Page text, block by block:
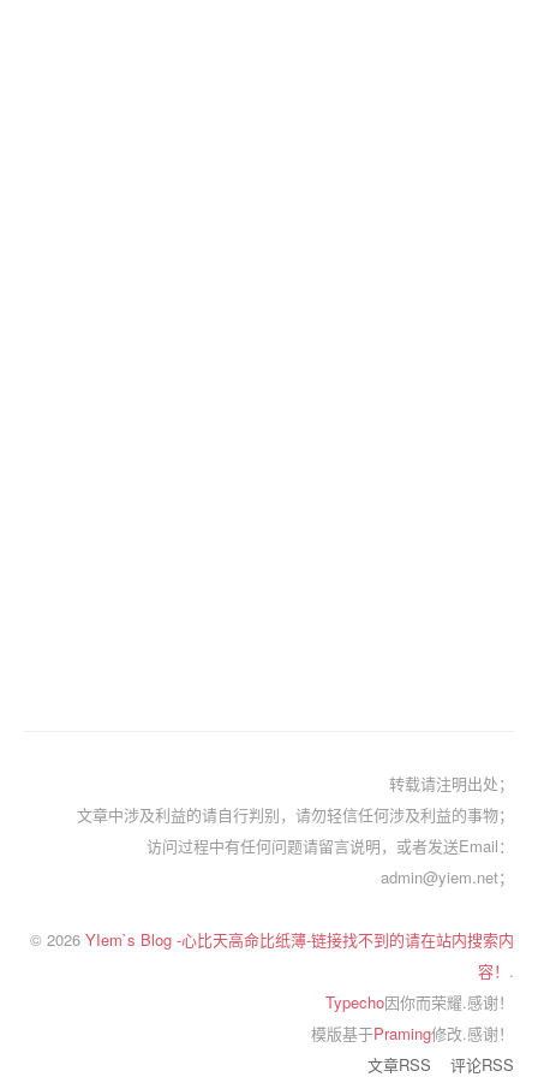
转载请注明出处；
文章中涉及利益的请自行判别，请勿轻信任何涉及利益的事物；
访问过程中有任何问题请留言说明，或者发送Email：
admin@yiem.net；
© 2026 YIem`s Blog -心比天高命比纸薄-链接找不到的请在站内搜索内
容！ .
Typecho因你而荣耀.感谢！
模版基于Praming修改.感谢！
文章RSS
评论RSS